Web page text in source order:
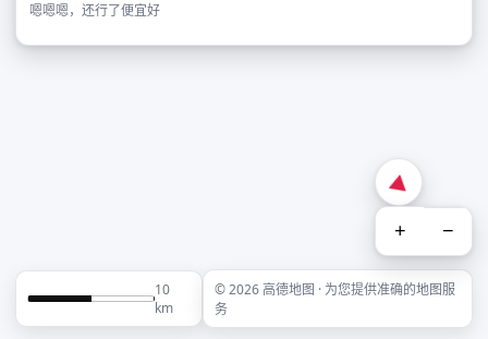
嗯嗯嗯，还行了便宜好
+ −
10
km
© 2026 高德地图 · 为您提供准确的地图服
务